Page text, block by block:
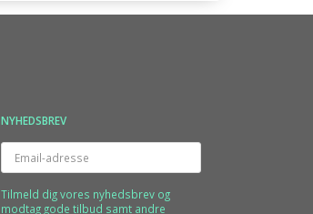
NYHEDSBREV
Email-
adresse
Tilmeld dig vores nyhedsbrev og
modtag gode tilbud samt andre